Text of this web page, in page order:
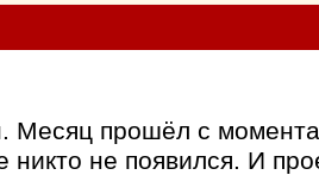
Месяц прошёл с
никто не появился. И